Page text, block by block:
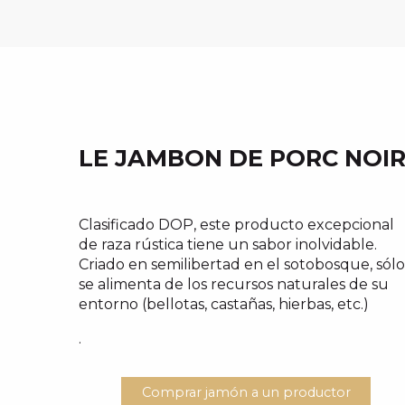
LE JAMBON DE PORC NOIR
Clasificado DOP, este producto excepcional
de raza rústica tiene un sabor inolvidable.
Criado en semilibertad en el sotobosque, sólo
se alimenta de los recursos naturales de su
entorno (bellotas, castañas, hierbas, etc.)
.
Comprar jamón a un productor